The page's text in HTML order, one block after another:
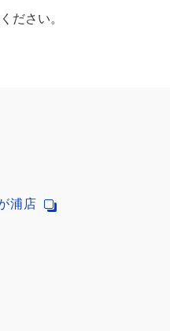
ださい。
浦店